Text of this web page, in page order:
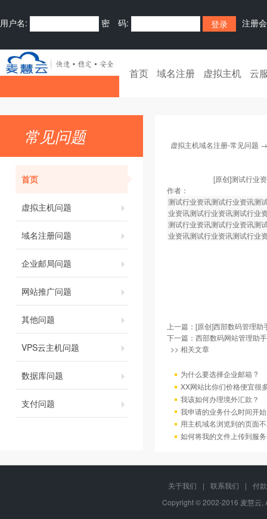
用户名: 密 码: 注册
首页 域名注册 虚拟主机 云
常见问题
首页
虚拟主机问题
域名注册问题
企业邮局问题
网站推广问题
其他问题
VPS云主机问题
数据库问题
支付问题
虚拟主机域名注册-常见问题
[原创]测试行业
作者：
测试行业资讯测试行业资讯测
业资讯测试行业资讯测试行业
测试行业资讯测试行业资讯测
业资讯测试行业资讯测试行业
上一篇： [原创]西部数码管理助
下一篇： 西部数码网站管理助
>> 相关文章
为什么要选择企业邮箱 ?
XX网站比你们价格便宜很
我该如何办理境外汇款？
我申请的业务什么时间开
用主机域名浏览到的页面
如何将我的文件上传到服
关于我们 | 联系我们 |
付
Copyright © 2002-2016 麦慧云